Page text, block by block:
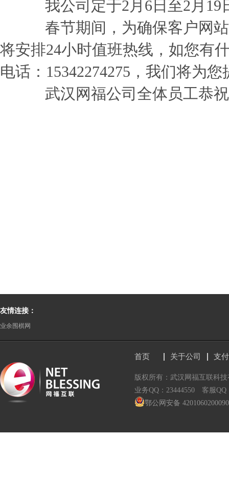
我公司定于2月6日至2月19
春节期间，为确保客户网站
将安排24小时值班热线，如您有
电话：15342274275，我们将为
武汉网福公司全体员工恭祝
友情连接：
业余围棋网
首页 关于公司 支
版权所有：武汉网福互联科
业务QQ：23444550 客服
鄂公网安备